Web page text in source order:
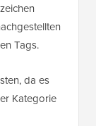
Tags.
da es
Kategorie